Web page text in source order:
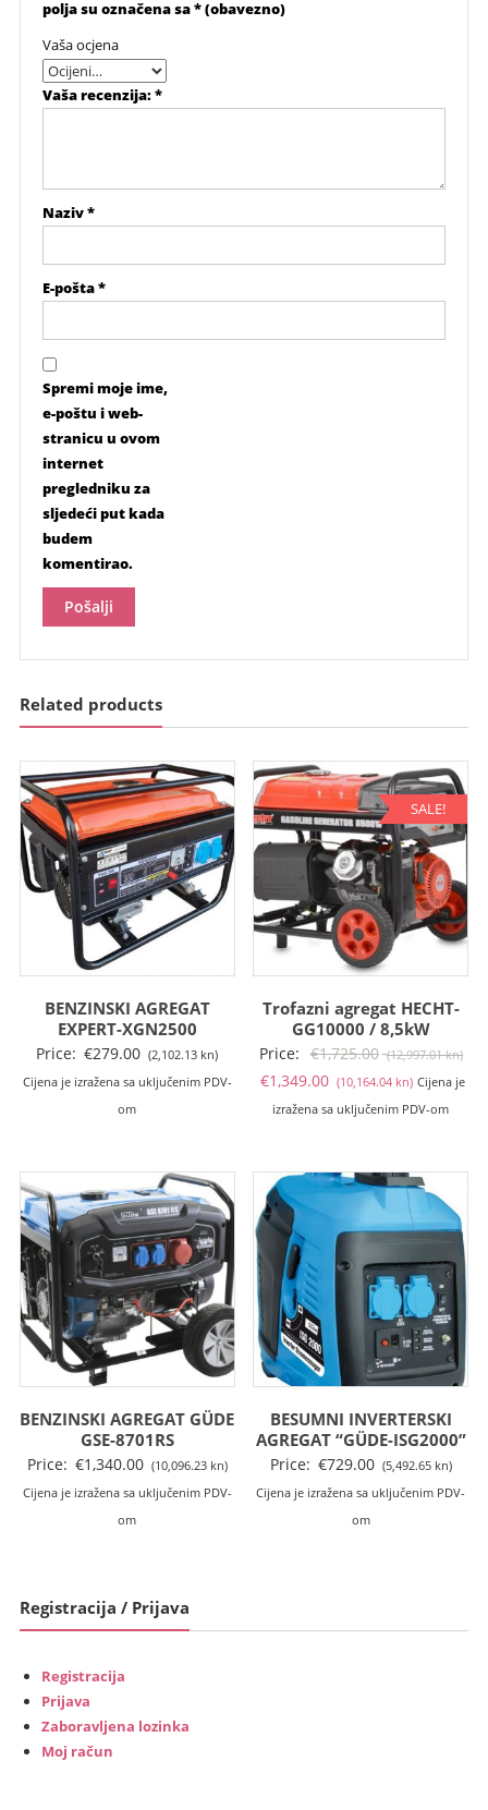
polja su označena sa* (obavezno)
Vaša ocjena
Vaša recenzija:*
Naziv*
E-pošta*
Spremi moje ime,
e-poštu i web-
stranicu u ovom
internet
pregledniku za
sljedeći put kada
budem
komentirao.
Related products
BENZINSKI AGREGAT
EXPERT-XGN2500
Price: €279.00 (2,102.13 kn)
Cijena je izražena sa uključenim PDV-
om
SALE!
Trofazni agregat HECHT-
GG10000 / 8,5kW
Price: €1,725.00 (12,997.01 kn)
kn).
€1,349.00 (10,164.04 kn)Trenutna
cijena
(10,164.04
kn).
Cijena je
izražena sa uključenim PDV-om
BENZINSKI AGREGAT GÜDE
GSE-8701RS
Price: €1,340.00 (10,096.23 kn)
Cijena je izražena sa uključenim PDV-
om
BESUMNI INVERTERSKI
AGREGAT “GÜDE-ISG2000”
Price: €729.00 (5,492.65 kn)
Cijena je izražena sa uključenim PDV-
om
Registracija / Prijava
Registracija
Prijava
Zaboravljena lozinka
Moj račun